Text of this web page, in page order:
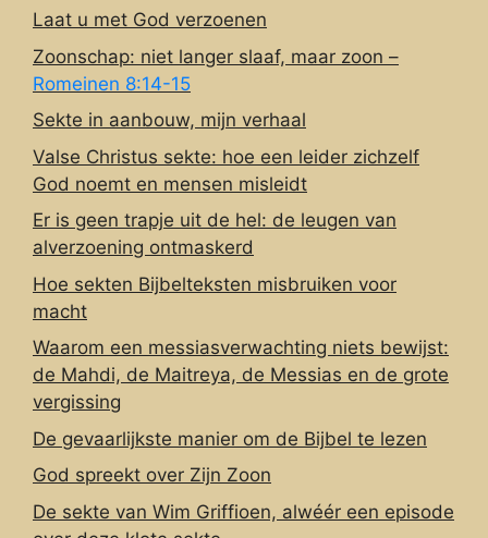
Laat u met God verzoenen
Zoonschap: niet langer slaaf, maar zoon –
Romeinen 8:14-15
Sekte in aanbouw, mijn verhaal
Valse Christus sekte: hoe een leider zichzelf
God noemt en mensen misleidt
Er is geen trapje uit de hel: de leugen van
alverzoening ontmaskerd
Hoe sekten Bijbelteksten misbruiken voor
macht
Waarom een messiasverwachting niets bewijst:
de Mahdi, de Maitreya, de Messias en de grote
vergissing
De gevaarlijkste manier om de Bijbel te lezen
God spreekt over Zijn Zoon
De sekte van Wim Griffioen, alwéér een episode